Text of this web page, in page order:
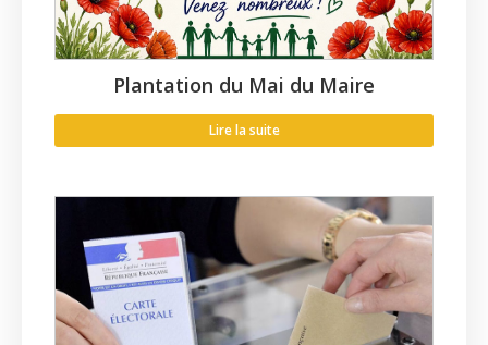
Plantation du Mai du Maire
Lire la suite